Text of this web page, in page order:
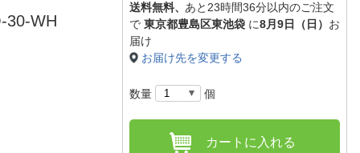
情報・店舗一覧
30-WH
送料無料、 あと23時間36分以内のご注文
で 東京都豊島区東池袋 に8月9日（日） お
届け
お届け先を変更する
数量 個
カートに入れる